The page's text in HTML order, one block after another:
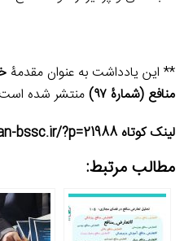
** این یادداشت به عنوان مقدمۀ
منافع (شمارۀ ۹۷)
منتشر شده
لینک کوتاه https://iran-bssc.ir/?p=21988
مطالب مرتبط: